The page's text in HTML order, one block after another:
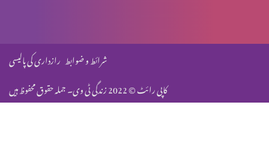
کاپی رائٹ © 2022 زندگی ٹی وی۔ جملہ حقوق محفوظ ہیں
شرائط و ضوابط رازداری کی پالیسی